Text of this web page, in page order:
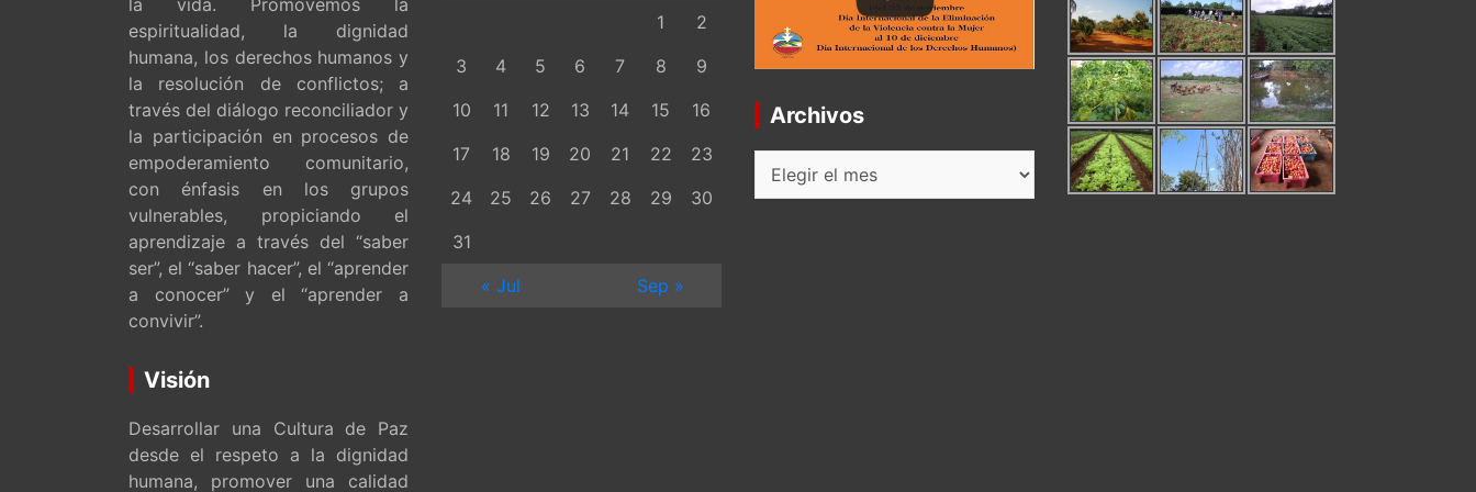
espiritualidad, la dignidad
humana, los derechos humanos y
la resolución de conflictos; a
través del diálogo reconciliador y
la participación en procesos de
empoderamiento comunitario,
con énfasis en los grupos
vulnerables, propiciando el
aprendizaje a través del “saber
ser”, el “saber hacer”, el “aprender
a conocer” y el “aprender a
convivir”.
Visión
Desarrollar una Cultura de Paz
desde el respeto a la dignidad
humana, promover una calidad
1
2
3
4 5 6 7 8
9
10
11 12 13 14 15
16
17
18 19 20 21 22
23
24
25 26 27 28 29
30
31
« Jul
Sep »
Archivos
Archivos